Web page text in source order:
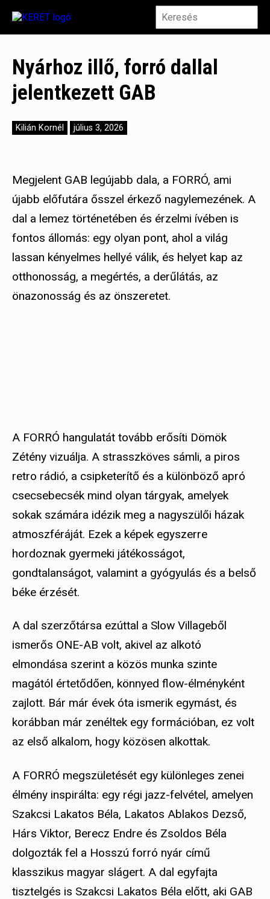
Nyárhoz illő, forró dallal
jelentkezett GAB
Kilián Kornél július 3, 2026
Megjelent GAB legújabb dala, a FORRÓ, ami
újabb előfutára ősszel érkező nagylemezének. A
dal a lemez történetében és érzelmi ívében is
fontos állomás: egy olyan pont, ahol a világ
lassan kényelmes hellyé válik, és helyet kap az
otthonosság, a megértés, a derűlátás, az
önazonosság és az önszeretet.
A FORRÓ hangulatát tovább erősíti Dömök
Zétény vizuálja. A strasszköves sámli, a piros
retro rádió, a csipketerítő és a különböző apró
csecsebecsék mind olyan tárgyak, amelyek
sokak számára idézik meg a nagyszülői házak
atmoszféráját. Ezek a képek egyszerre
hordoznak gyermeki játékosságot,
gondtalanságot, valamint a gyógyulás és a belső
béke érzését.
A dal szerzőtársa ezúttal a Slow Villageből
ismerős ONE-AB volt, akivel az alkotó
elmondása szerint a közös munka szinte
magától értetődően, könnyed flow-élményként
zajlott. Bár már évek óta ismerik egymást, és
korábban már zenéltek egy formációban, ez volt
az első alkalom, hogy közösen alkottak.
A FORRÓ megszületését egy különleges zenei
élmény inspirálta: egy régi jazz-felvétel, amelyen
Szakcsi Lakatos Béla, Lakatos Ablakos Dezső,
Hárs Viktor, Berecz Endre és Zsoldos Béla
dolgozták fel a Hosszú forró nyár című
klasszikus magyar slágert. A dal egyfajta
tisztelgés is Szakcsi Lakatos Béla előtt, aki GAB